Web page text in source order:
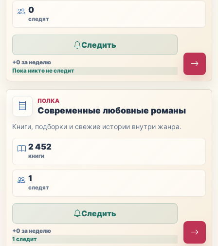
0
следят
Следить
+0 за неделю
Пока никто не следит
ПОЛКА
Современные любовные романы
Книги, подборки и свежие истории внутри жанра.
2 452
книги
1
следят
Следить
+0 за неделю
1 следит